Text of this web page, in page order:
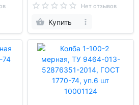
Нет отзывов
Купить